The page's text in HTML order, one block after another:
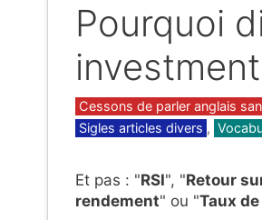
Pourquoi
Catégories
Cessons de parler anglais
Sigles articles divers ,
Et pas : "RSI", "Retour
rendement" ou "Taux